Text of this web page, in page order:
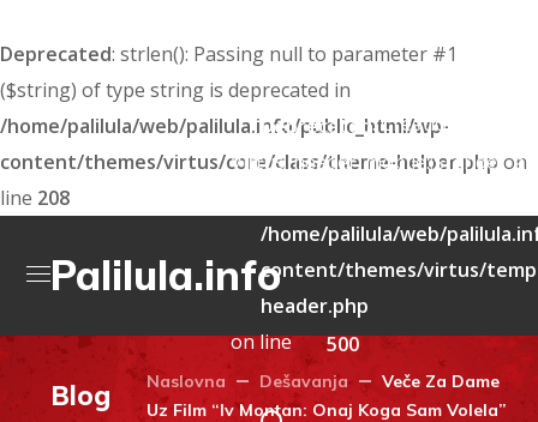
Deprecated: strlen(): Passing null to parameter #1
($string) of type string is deprecated in
/home/palilula/web/palilula.info/public_html/wp-
content/themes/virtus/core/class/theme-helper.php on
line 208
Palilula.info
Deprecated: Creation of
/home/palilula/web/
content/themes/virtus/
header.php
on line
500
Blog Naslovna Dešavanja
Veče Za Dame
Uz Film “Iv Montan: Onaj Koga Sam Volela”